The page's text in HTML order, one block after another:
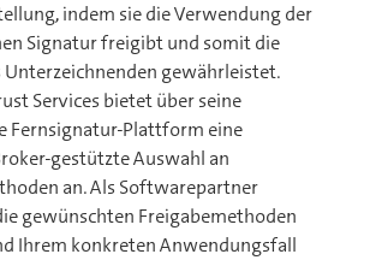
indem sie die Verwendung der
Signatur freigibt und somit die
Unterzeichnenden gewährleistet.
Services bietet über seine
Fernsignatur-Plattform eine
gestützte Auswahl an
an. Als Softwarepartner
gewünschten Freigabemethoden
Ihrem konkreten Anwendungsfall